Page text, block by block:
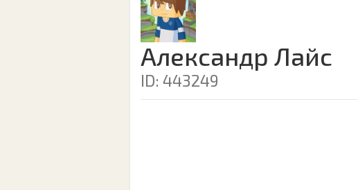
Александр Лайс
ID: 443249